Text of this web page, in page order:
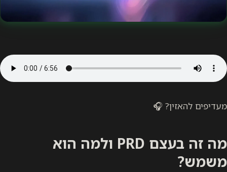
מעדיפים להאזין? 🎧
מה זה בעצם PRD ולמה הוא
משמש?